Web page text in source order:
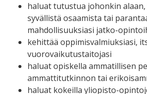
haluat tutustua johonkin
syvällistä osaamista tai
mahdollisuuksiasi jatko-
kehittää oppimisvalmiuksiasi,
vuorovaikutustaitojasi
haluat opiskella ammatillisen
ammattitutkinnon tai
haluat kokeilla yliopisto-